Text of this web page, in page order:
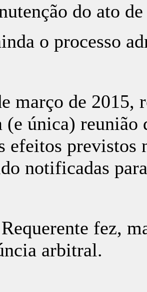
do ato
o processo
março de 2015,
(e única)
efeitos previstos
notificadas
fez,
arbitral.